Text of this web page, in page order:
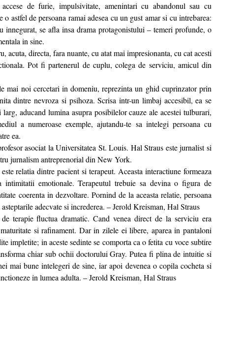
de furie, impulsivitate, amenintari cu abandonul sau cu
astfel de persoana ramai adesea cu un gust amar si cu intrebarea:
innegurat, se afla insa drama protagonistului – temeri profunde, o
in sine.
acuta, directa, fara nuante, cu atat mai impresionanta, cu cat acesti
Pot fi partenerul de cuplu, colega de serviciu, amicul din
mai noi cercetari in domeniu, reprezinta un ghid cuprinzator prin
dintre nevroza si psihoza. Scrisa intr-un limbaj accesibil, ea se
aducand lumina asupra posibilelor cauze ale acestei tulburari,
a numeroase exemple, ajutandu-te sa intelegi persoana cu
ea.
asociat la Universitatea St. Louis. Hal Straus este jurnalist si
jurnalism antreprenorial din New York.
relatia dintre pacient si terapeut. Aceasta interactiune formeaza
intimitatii emotionale. Terapeutul trebuie sa devina o figura de
coerenta in dezvoltare. Pornind de la aceasta relatie, persoana
adecvate si increderea. – Jerold Kreisman, Hal Straus
terapie fluctua dramatic. Cand venea direct de la serviciu era
si rafinament. Dar in zilele ei libere, aparea in pantaloni
impletite; in aceste sedinte se comporta ca o fetita cu voce subtire
chiar sub ochii doctorului Gray. Putea fi plina de intuitie si
mai bune intelegeri de sine, iar apoi devenea o copila cocheta si
in lumea adulta. – Jerold Kreisman, Hal Straus